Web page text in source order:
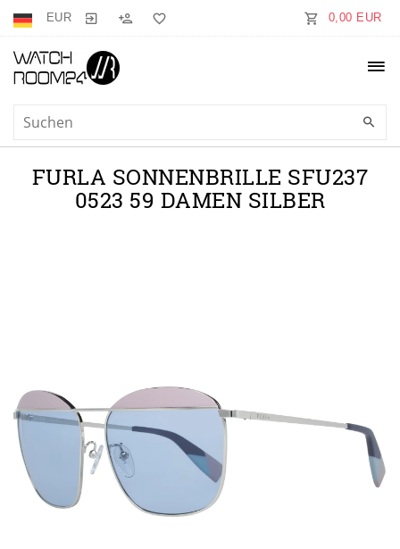
EUR 0,00 EUR
FURLA SONNENBRILLE SFU237
0523 59 DAMEN SILBER